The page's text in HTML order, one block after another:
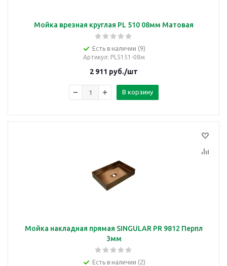
Мойка врезная круглая PL 510 08мм Матовая
Есть в наличии (9)
Артикул: PL5151-08м
2 911 руб./шт
В корзину
Мойка накладная прямая SINGULAR PR 9812 Перпл
3мм
Есть в наличии (2)